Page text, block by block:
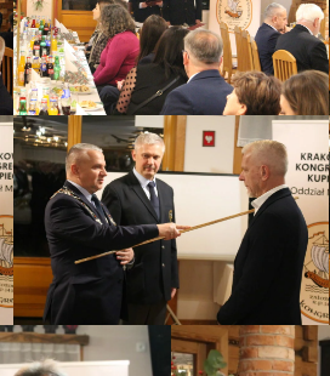
tomu rocznika
„Małopolska.
Regiony –
regionalizmy –
małe ojczyny”
W środę 6 maja o godz. 17 w Miejskiej
Bibliotece Publicznej w Myślenicach
odbędzie się promocja XXVII tomu
rocznika "Małopolska. Regiony -
regionalizmy - małe ...